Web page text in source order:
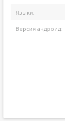
Языки:
Версия андроид: